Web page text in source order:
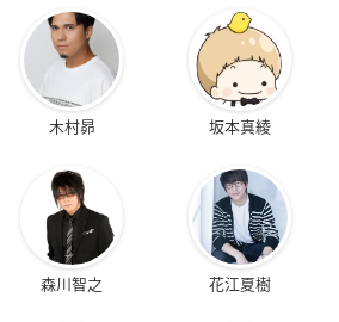
木村昴 坂本真綾
森川智之 花江夏樹